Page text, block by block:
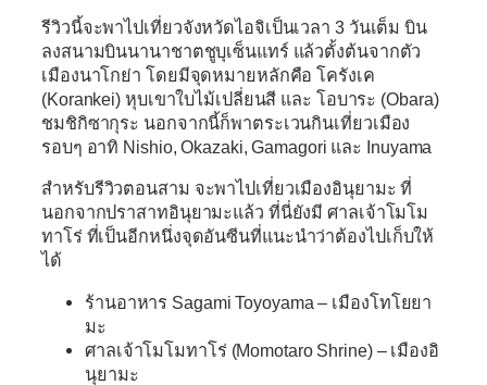
รีวิวนี้จะพาไปเที่ยวจังหวัดไอจิเป็นเวลา 3 วันเต็ม บิน
ลงสนามบินนานาชาตชูบุเซ็นแทร์ แล้วตั้งต้นจากตัว
เมืองนาโกย่า โดยมีจุดหมายหลักคือ โครังเค
(Korankei) หุบเขาใบไม้เปลี่ยนสี และ โอบาระ (Obara)
ชมชิกิซากุระ นอกจากนี้ก็พาตระเวนกินเที่ยวเมือง
รอบๆ อาทิ Nishio, Okazaki, Gamagori และ Inuyama
สำหรับรีวิวตอนสาม จะพาไปเที่ยวเมืองอินุยามะ ที่
นอกจากปราสาทอินุยามะแล้ว ที่นี่ยังมี ศาลเจ้าโมโม
ทาโร่ ที่เป็นอีกหนึ่งจุดอันซีนที่แนะนำว่าต้องไปเก็บให้
ได้
ร้านอาหาร Sagami Toyoyama – เมืองโทโยยา
มะ
ศาลเจ้าโมโมทาโร่ (Momotaro Shrine) – เมืองอิ
นุยามะ